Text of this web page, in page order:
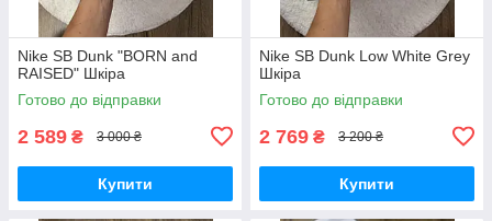
Nike SB Dunk "BORN and
RAISED" Шкіра
Готово до відправки
2 589 ₴ 3 000 ₴
Купити
Nike SB Dunk Low White Grey
Шкіра
Готово до відправки
2 769 ₴ 3 200 ₴
Купити